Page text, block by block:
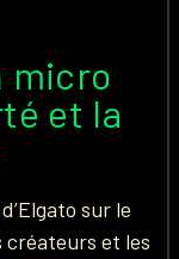
micro
et la
sur le
créateurs et les